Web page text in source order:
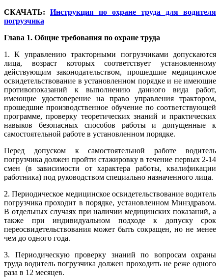
СКАЧАТЬ: Инструкция по охране труда для водителя
погрузчика
Глава 1. Общие требования по охране труда
1. К управлению тракторными погрузчиками допускаются
лица, возраст которых соответствует установленному
действующим законодательством, прошедшие медицинское
освидетельствование в установленном порядке и не имеющие
противопоказаний к выполнению данного вида работ,
имеющие удостоверение на право управления трактором,
прошедшие производственное обучение по соответствующей
программе, проверку теоретических знаний и практических
навыков безопасных способов работы и допущенные к
самостоятельной работе в установленном порядке.
Перед допуском к самостоятельной работе водитель
погрузчика должен пройти стажировку в течение первых 2-14
смен (в зависимости от характера работы, квалификации
работника) под руководством специально назначенного лица.
2. Периодическое медицинское освидетельствование водитель
погрузчика проходит в порядке, установленном Минздравом.
В отдельных случаях при наличии медицинских показаний, а
также при индивидуальном подходе к допуску срок
переосвидетельствования может быть сокращен, но не менее
чем до одного года.
3. Периодическую проверку знаний по вопросам охраны
труда водитель погрузчика должен проходить не реже одного
раза в 12 месяцев.